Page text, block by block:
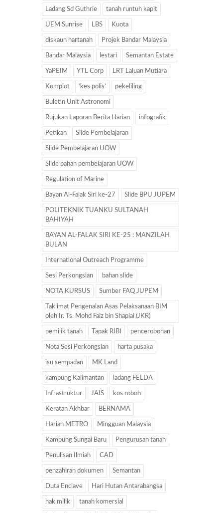
Ladang Sd Guthrie tanah runtuh kapit
UEM Sunrise LBS Kuota
diskaun hartanah Projek Bandar Malaysia
Bandar Malaysia lestari Semantan Estate
YaPEIM YTL Corp LRT Laluan Mutiara
Komplot ‘kes polis’ pekeliling
Buletin Unit Astronomi
Rujukan Laporan Berita Harian infografik
Petikan Slide Pembelajaran
Slide Pembelajaran UOW
Slide bahan pembelajaran UOW
Regulation of Marine
Bayan Al-Falak Siri ke-27 Slide BPU JUPEM
POLITEKNIK TUANKU SULTANAH
BAHIYAH
BAYAN AL-FALAK SIRI KE-25 : MANZILAH
BULAN
International Outreach Programme
Sesi Perkongsian bahan slide
NOTA KURSUS Sumber FAQ JUPEM
Taklimat Pengenalan Asas Pelaksanaan BIM
oleh Ir. Ts. Mohd Faiz bin Shapiai (JKR)
pemilik tanah Tapak RIBI pencerobohan
Nota Sesi Perkongsian harta pusaka
isu sempadan MK Land
kampung Kalimantan ladang FELDA
Infrastruktur JAIS kos roboh
Keratan Akhbar BERNAMA
Harian METRO Mingguan Malaysia
Kampung Sungai Baru Pengurusan tanah
Penulisan Ilmiah CAD
penzahiran dokumen Semantan
Duta Enclave Hari Hutan Antarabangsa
hak milik tanah komersial